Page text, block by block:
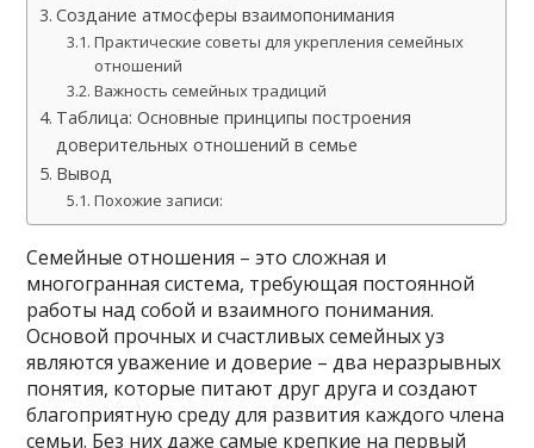
Создание атмосферы взаимопонимания
Практические советы для укрепления семейных
отношений
Важность семейных традиций
Таблица: Основные принципы построения
доверительных отношений в семье
Вывод
Похожие записи:
Семейные отношения – это сложная и
многогранная система, требующая постоянной
работы над собой и взаимного понимания.
Основой прочных и счастливых семейных уз
являются уважение и доверие – два неразрывных
понятия, которые питают друг друга и создают
благоприятную среду для развития каждого члена
семьи. Без них даже самые крепкие на первый